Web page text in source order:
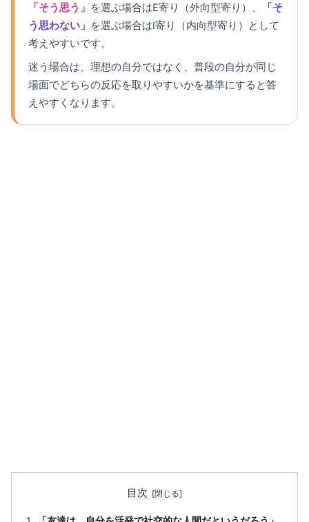
「そう思う」 を選ぶ場合はE寄り（外向型寄り）、
「そ
う思わない」 を選ぶ場合はI寄り（内向型寄り）として
考えやすいです。
迷う場合は、理想の自分ではなく、普段の自分が同じ
場面でどちらの反応を取りやすいかを基準にすると答
えやすくなります。
目次